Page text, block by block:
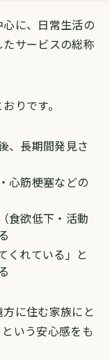
に、日常生活の
サービスの総称
りです。
、長期間発見さ
心筋梗塞などの
食欲低下・活動
くれている」と
に住む家族にと
いう安心感をも